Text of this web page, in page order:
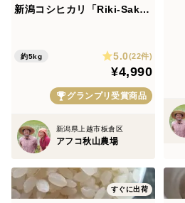
(田んぼの半分のイネに
■ほとんど農薬は使いません。
新潟は、夏も冬も「湿度が高い
つまり、雨や雪がたくさん降る
他の湿度の高くない地域に比べ
「病気や害虫への対策が必要な
新潟コシヒカリ「Riki-Sak
維とビタミンBを補給する
【令7】🏆食べチョクお米グ
ランプリ2025🏆銀賞
約5kg 5.0(22件)
¥4,990
グランプリ受賞商品
新潟県上越市板倉区
アフコ秋山農場
すぐに出荷